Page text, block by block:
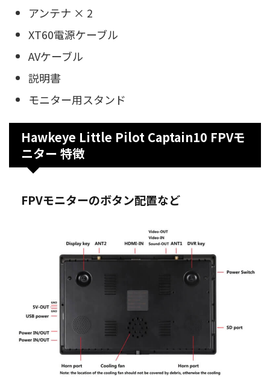
アンテナ × 2
XT60電源ケーブル
AVケーブル
説明書
モニター用スタンド
Hawkeye Little Pilot Captain10 FPVモ
ニター 特徴
FPVモニターのボタン配置など